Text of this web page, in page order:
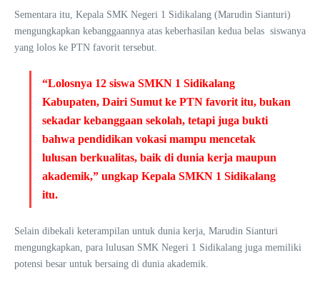
Sementara itu, Kepala SMK Negeri 1 Sidikalang (Marudin Sianturi)
mengungkapkan kebanggaannya atas keberhasilan kedua belas siswanya
yang lolos ke PTN favorit tersebut.
“Lolosnya 12 siswa SMKN 1 Sidikalang
Kabupaten, Dairi Sumut ke PTN favorit itu, bukan
sekadar kebanggaan sekolah, tetapi juga bukti
bahwa pendidikan vokasi mampu mencetak
lulusan berkualitas, baik di dunia kerja maupun
akademik,” ungkap Kepala SMKN 1 Sidikalang
itu.
Selain dibekali keterampilan untuk dunia kerja, Marudin Sianturi
mengungkapkan, para lulusan SMK Negeri 1 Sidikalang juga memiliki
potensi besar untuk bersaing di dunia akademik.